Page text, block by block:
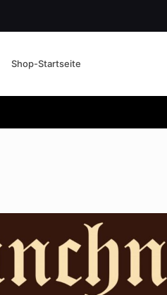
Shop-Startseite